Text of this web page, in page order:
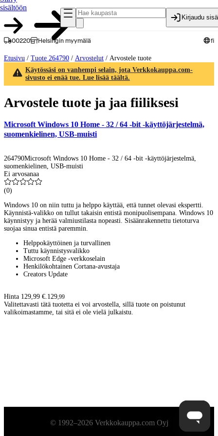
sisältöön
Kirjaudu
00220 Helsingin myymälä fi
Etusivu / Tuote 264790 / Arvostelut / Arvostele tuote
Käytössäsi on vanhempi selain, jota Verkkokauppa.com-
sivusto ei enää tue. Lue lisää täältä.
Arvostele tuote ja jaa fiiliksesi
Microsoft Windows 10 Home - 32 / 64 -bit -käyttöjärjestelmä,
suomenkielinen, USB-muisti
264790Microsoft Windows 10 Home - 32 / 64 -bit -käyttöjärjestelmä,
suomenkielinen, USB-muisti
Ei arvosanaa
(0)
Windows 10 on niin tuttu ja helppo käyttää, että tunnet olevasi ekspertti.
Käynnistä-valikko on tullut takaisin entistä monipuolisempana. Windows 10
käynnistyy ja herää valmiustilasta nopeasti. Sisäänrakennettu tietoturva
suojaa sinua entistä paremmin.
Helppokäyttöinen ja turvallinen
Tuttu käynnistysvalikko
Microsoft Edge -verkkoselain
Henkilökohtainen Cortana-avustaja
Creators Update
Hinta 129,99 €. 129,99
Valitettavasti tätä tuotetta ei voi arvostella, sillä tuote on poistunut
valikoimastamme, tai sitä ei ole vielä julkaistu.
Alatunniste© 1992–2026 Verkkokauppa.com Oyj